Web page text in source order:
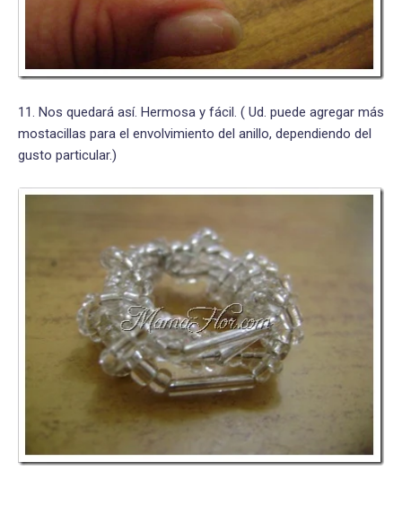
11. Nos quedará así. Hermosa y fácil. ( Ud. puede agregar más
mostacillas para el envolvimiento del anillo, dependiendo del
gusto particular.)